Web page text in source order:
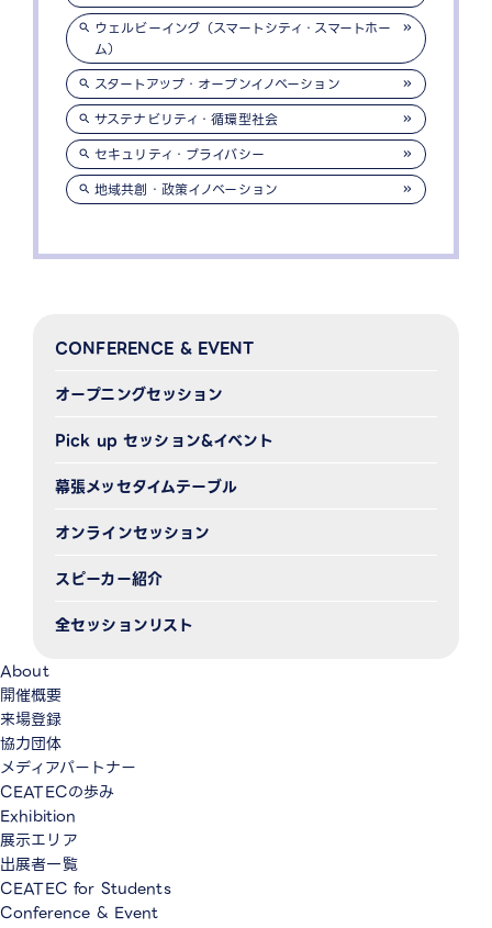
CONFERENCE & EVENT
オープニングセッション
Pick up セッション&イベント
幕張メッセタイムテーブル
オンラインセッション
スピーカー紹介
全セッションリスト
ウェルビーイング（スマートシティ・スマートホー
ム）
スタートアップ・オープンイノベーション
サステナビリティ・循環型社会
セキュリティ・プライバシー
地域共創・政策イノベーション
About
開催概要
来場登録
協力団体
メディアパートナー
CEATECの歩み
Exhibition
展示エリア
出展者一覧
CEATEC for Students
Conference & Event